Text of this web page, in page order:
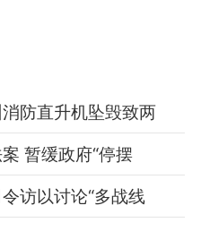
防直升机坠毁致两
暂缓政府“停摆
访以讨论“多战线